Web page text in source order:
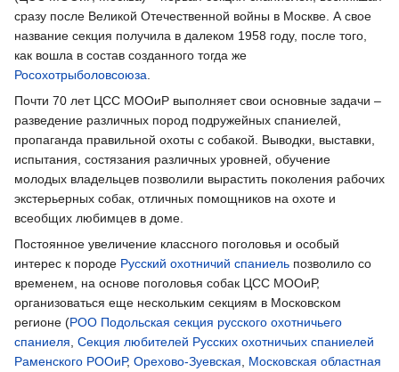
сразу после Великой Отечественной войны в Москве. А свое
название секция получила в далеком 1958 году, после того,
как вошла в состав созданного тогда же
Росохотрыболовсоюза
Почти 70 лет ЦСС МООиР выполняет свои основные задачи –
разведение различных пород подружейных спаниелей,
пропаганда правильной охоты с собакой. Выводки, выставки,
испытания, состязания различных уровней, обучение
молодых владельцев позволили вырастить поколения рабочих
экстерьерных собак, отличных помощников на охоте и
всеобщих любимцев в доме.
Постоянное увеличение классного поголовья и особый
интерес к породе Русский охотничий спаниель позволило со
временем, на основе поголовья собак ЦСС МООиР,
организоваться еще нескольким секциям в Московском
регионе (РОО Подольская секция русского охотничьего
спаниеля Секция любителей Русских охотничьих спаниелей
Раменского РООиР, Орехово-Зуевская
Московская областная